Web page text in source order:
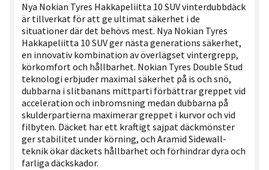
Nya Nokian Tyres Hakkapeliitta 10 SUV vinterdubbdäck
är tillverkat för att ge ultimat säkerhet i de
situationer där det behövs mest. Nya Nokian Tyres
Hakkapeliitta 10 SUV ger nästa generations säkerhet,
en innovativ kombination av överlägset vintergrepp,
körkomfort och hållbarhet. Nokian Tyres Double Stud
teknologi erbjuder maximal säkerhet på is och snö,
dubbarna i slitbanans mittparti förbättrar greppet vid
acceleration och inbromsning medan dubbarna på
skulderpartierna maximerar greppet i kurvor och vid
filbyten. Däcket har ett kraftigt sajpat däckmönster
ger stabilitet under körning, och Aramid Sidewall-
teknik ökar däckets hållbarhet och förhindrar dyra och
farliga däckskador.